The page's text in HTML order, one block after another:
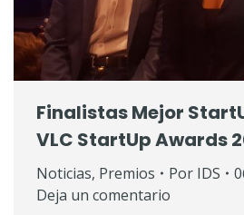
Finalistas Mejor
VLC StartUp Awards
Noticias, Premios Por IDS
Deja un comentario